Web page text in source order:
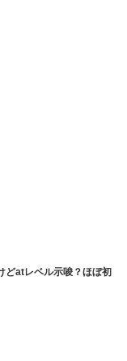
どatレベル示唆？ほぼ初